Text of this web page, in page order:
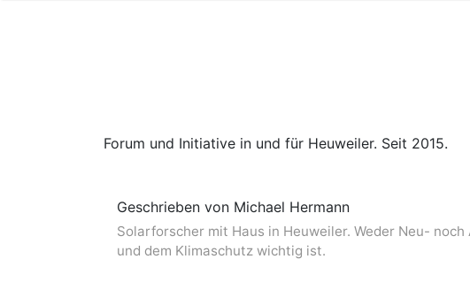
Forum und Initiative in und für Heuweiler. Seit 2015.
Geschrieben von Michael Hermann
Solarforscher mit Haus in Heuweiler. Weder Neu-
und dem Klimaschutz wichtig ist.